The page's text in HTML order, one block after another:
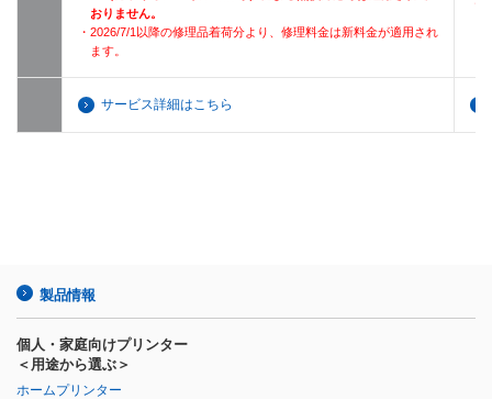
おりません。
・2026/7/1以降の修理品着荷分より、修理料金は新料金が適用され
ます。
・
サービス詳細はこちら
製品情報
個人・家庭向けプリンター
＜用途から選ぶ＞
ホームプリンター